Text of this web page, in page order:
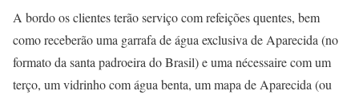
A bordo os clientes terão serviço com refeições quentes, bem
como receberão uma garrafa de água exclusiva de Aparecida (no
formato da santa padroeira do Brasil) e uma nécessaire com um
terço, um vidrinho com água benta, um mapa de Aparecida (ou